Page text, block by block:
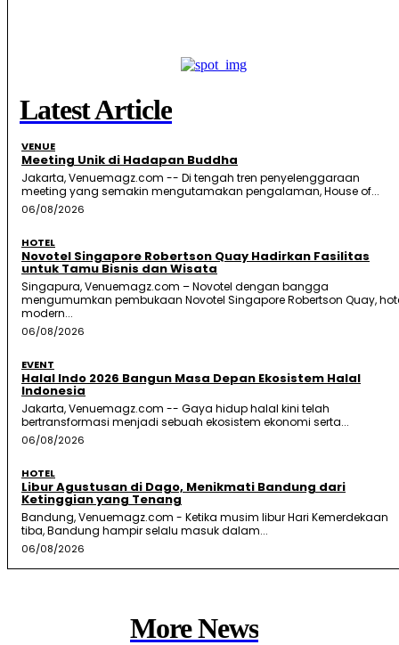
Latest Article
VENUE
Meeting Unik di Hadapan Buddha
Jakarta, Venuemagz.com -- Di tengah tren penyelenggaraan
meeting yang semakin mengutamakan pengalaman, House of...
06/08/2026
HOTEL
Novotel Singapore Robertson Quay Hadirkan Fasilitas
untuk Tamu Bisnis dan Wisata
Singapura, Venuemagz.com – Novotel dengan bangga
mengumumkan pembukaan Novotel Singapore Robertson Quay,
modern...
06/08/2026
EVENT
Halal Indo 2026 Bangun Masa Depan Ekosistem Halal
Indonesia
Jakarta, Venuemagz.com -- Gaya hidup halal kini telah
bertransformasi menjadi sebuah ekosistem ekonomi serta...
06/08/2026
HOTEL
Libur Agustusan di Dago, Menikmati Bandung dari
Ketinggian yang Tenang
Bandung, Venuemagz.com - Ketika musim libur Hari Kemerdekaan
tiba, Bandung hampir selalu masuk dalam...
06/08/2026
More News